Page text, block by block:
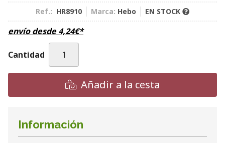
Ref.: HR8910 Marca: Hebo EN STOCK
envío desde4,24€*
Cantidad
Añadir a la cesta
Información